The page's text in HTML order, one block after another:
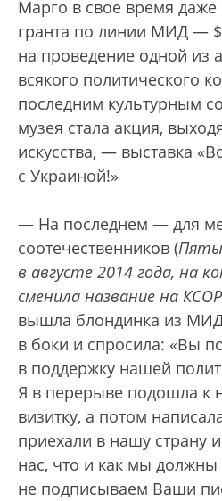
Марго в свое время даже
гранта по линии МИД —
на проведение одной из
всякого политического
последним культурным
музея стала акция,
искусства, — выставка
с Украиной!»
— На последнем — для
соотечественников (
в августе 2014 года, на
сменила название на
вышла блондинка из
в боки и спросила: «Вы
в поддержку нашей
Я в перерыве подошла к
визитку, а потом
приехали в нашу страну
нас, что и как мы
не подписываем Ваши